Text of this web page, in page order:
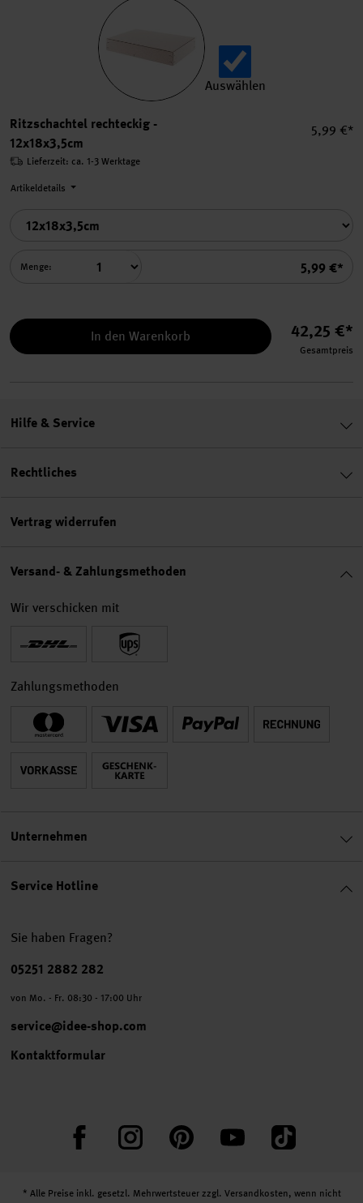
Auswählen
Ritzschachtel rechteckig -
12x18x3,5cm
5,99 €*
Summe
5,99 €*
Lieferzeit: ca. 1-3 Werktage
Artikeldetails
Menge:
In den Warenkorb 42,25 €*
Gesamtpreis
Service Hotline
Sie haben Fragen?
Telefonnummer
05251 2882 282
von Mo. - Fr. 08:30 - 17:00 Uhr
service@idee-shop.com
Kontaktformular
FacebookInstagram PinterestYouTube TikTok
Hilfe & Service
Rechtliches
Vertrag widerrufen
Versand- & Zahlungsmethoden
Wir verschicken mit
Zahlungsmethoden
Unternehmen
* Alle Preise inkl. gesetzl. Mehrwertsteuer zzgl. Versandkosten, wenn nicht